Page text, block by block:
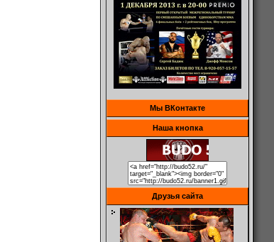
Мы ВКонтакте
Наша кнопка
Друзья сайта